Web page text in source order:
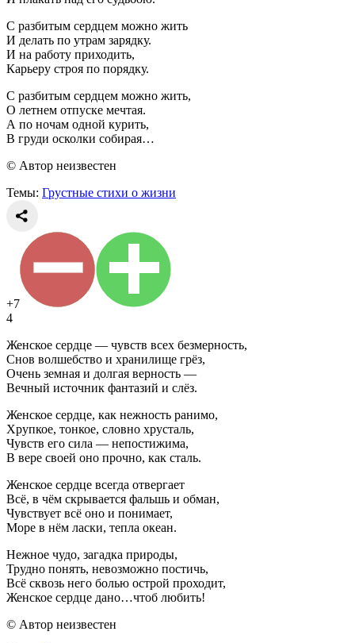
С разбитым сердцем можно жить
И делать по утрам зарядку.
И на работу приходить,
Карьеру строя по порядку.
С разбитым сердцем можно жить,
О летнем отпуске мечтая.
А по ночам одной курить,
В груди осколки собирая…
© Автор неизвестен
Темы: Грустные стихи о жизни
+7
4
Женское сердце — чувств всех безмерность,
Снов волшебство и хранилище грёз,
Очень земная и долгая верность —
Вечный источник фантазий и слёз.
Женское сердце, как нежность ранимо,
Хрупкое, тонкое, словно хрусталь,
Чувств его сила — непостижима,
В вере своей оно прочно, как сталь.
Женское сердце всегда отвергает
Всё, в чём скрывается фальшь и обман,
Чувствует всё оно и понимает,
Море в нём ласки, тепла океан.
Нежное чудо, загадка природы,
Трудно понять, невозможно постичь,
Всё сквозь него болью острой проходит,
Женское сердце дано…чтоб любить!
© Автор неизвестен